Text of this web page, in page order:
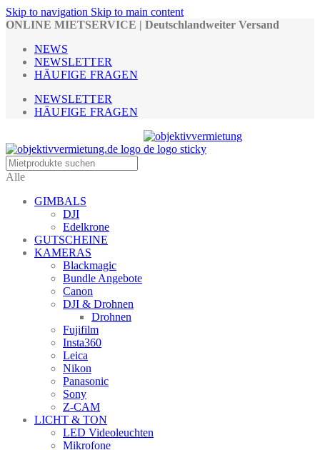
Skip to navigation Skip to main content
ONLINE MIETSERVICE | Deutschlandweiter Versand
NEWS
NEWSLETTER
HÄUFIGE FRAGEN
NEWSLETTER
HÄUFIGE FRAGEN
Alle
GIMBALS
DJI
Edelkrone
GUTSCHEINE
KAMERAS
Blackmagic
Bundle Angebote
Canon
DJI & Drohnen
Drohnen
Fujifilm
Insta360
Leica
Nikon
Panasonic
Sony
Z-CAM
LICHT & TON
LED Videoleuchten
Mikrofone